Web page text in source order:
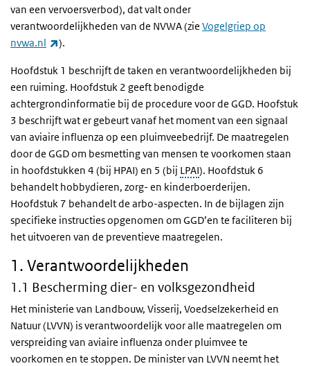
van een vervoersverbod), dat valt onder
verantwoordelijkheden van de NVWA (zie Vogelgriep op
nvwa.nl
(externe link)
).
Hoofdstuk 1 beschrijft de taken en verantwoordelijkheden bij
een ruiming. Hoofdstuk 2 geeft benodigde
achtergrondinformatie bij de procedure voor de GGD. Hoofstuk
3 beschrijft wat er gebeurt vanaf het moment van een signaal
van aviaire influenza op een pluimveebedrijf. De maatregelen
door de GGD om besmetting van mensen te voorkomen staan
in hoofdstukken 4 (bij HPAI) en 5 (bij LPAI). Hoofdstuk 6
behandelt hobbydieren, zorg- en kinderboerderijen.
Hoofdstuk 7 behandelt de arbo-aspecten. In de bijlagen zijn
specifieke instructies opgenomen om GGD’en te faciliteren bij
het uitvoeren van de preventieve maatregelen.
1. Verantwoordelijkheden
1.1 Bescherming dier- en volksgezondheid
Het ministerie van Landbouw, Visserij, Voedselzekerheid en
Natuur (LVVN) is verantwoordelijk voor alle maatregelen om
verspreiding van aviaire influenza onder pluimvee te
voorkomen en te stoppen. De minister van LVVN neemt het